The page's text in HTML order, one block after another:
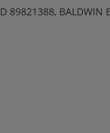
89821388, BALDWIN